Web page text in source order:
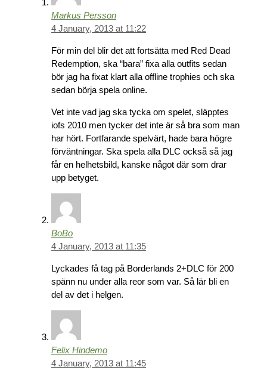
Markus Persson
4 January, 2013 at 11:22
För min del blir det att fortsätta med Red Dead
Redemption, ska “bara” fixa alla outfits sedan
bör jag ha fixat klart alla offline trophies och ska
sedan börja spela online.
Vet inte vad jag ska tycka om spelet, släpptes
iofs 2010 men tycker det inte är så bra som man
har hört. Fortfarande spelvärt, hade bara högre
förväntningar. Ska spela alla DLC också så jag
får en helhetsbild, kanske något där som drar
upp betyget.
BoBo
4 January, 2013 at 11:35
Lyckades få tag på Borderlands 2+DLC för 200
spänn nu under alla reor som var. Så lär bli en
del av det i helgen.
Felix Hindemo
4 January, 2013 at 11:45